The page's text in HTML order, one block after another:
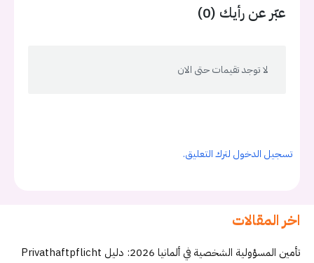
عبّر عن رأيك (0)
لا توجد تقيمات حتى الان
تسجيل الدخول لترك التعليق.
اخر المقالات
تأمين المسؤولية الشخصية في ألمانيا 2026: دليل Privathaftpflicht